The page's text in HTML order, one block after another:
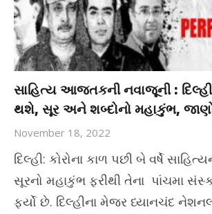
સાહિત્ય આજતકની નવાજૂની :
થશે, સૂર અને શબ્દોનો મહાકુંભ,
November 18, 2022
દિલ્હી: કોરોના કાળ પછી બે વર્ષે
સૂરનો મહાકુંભ ફરીથી તેના પાંચમા
ફર્યો છે. દિલ્હીના મેજર ધ્યાનચંદ